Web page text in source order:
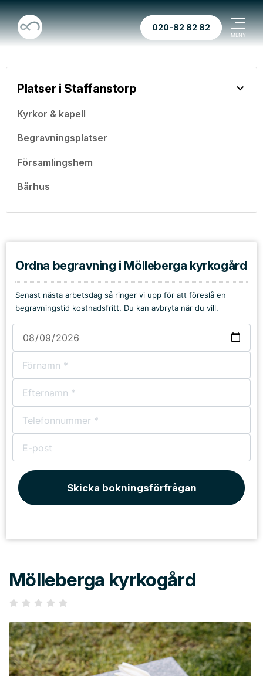
020-82 82 82
Platser i Staffanstorp
Kyrkor & kapell
Begravningsplatser
Församlingshem
Bårhus
Ordna begravning i Mölleberga kyrkogård
Senast nästa arbetsdag så ringer vi upp för att föreslå en
begravningstid kostnadsfritt. Du kan avbryta när du vill.
Skicka bokningsförfrågan
Mölleberga kyrkogård